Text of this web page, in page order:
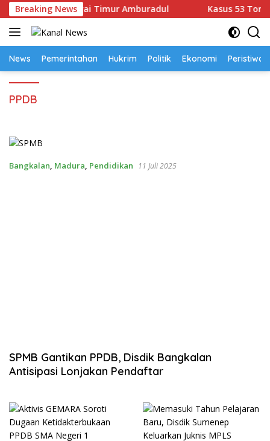
Langsung
ke
konten
Breaking News
di Manggarai Timur Amburadul Kasus 53 Ton
News Pemerintahan Hukrim Politik Ekonomi Peristiwa
PPDB
Bangkalan, Madura, Pendidikan 11 Juli 2025
SPMB Gantikan PPDB, Disdik Bangkalan
Antisipasi Lonjakan Pendaftar